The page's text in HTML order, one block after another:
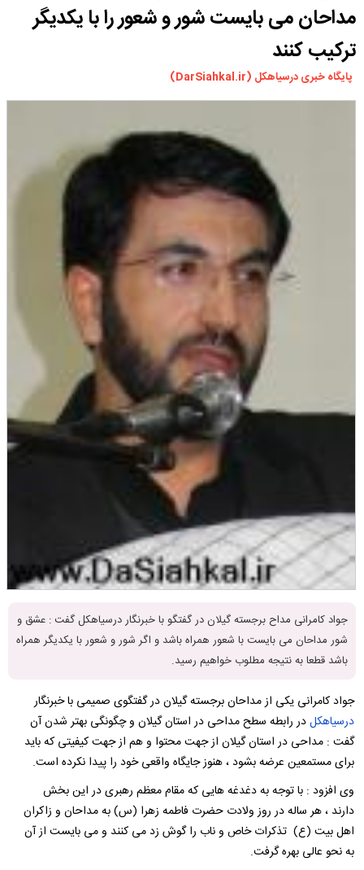
ورزشی
مداحان می بایست شور و شعور را با یکدیگر
ترکیب کنند
پایگاه خبری درسیاهکل (DarSiahkal.ir)
جواد کامرانی مداح برجسته گیلان در گفتگو با خبرنگار درسیاهکل گفت : عشق و
شور مداحان می بایست با شعور همراه باشد و اگر شور و شعور با یکدیگر همراه
باشد قطعا به نتیجه مطلوب خواهیم رسید.
جواد کامرانی یکی از مداحان برجسته گیلان در گفتگوی صمیمی با خبرنگار
درسیاهکلدر رابطه سطح مداحی در استان گیلان و چگونگی بهتر شدن آن
گفت : مداحی در استان گیلان از جهت محتوا و هم از جهت کیفیتی که باید
برای مستمعین عرضه بشود ، هنوز جایگاه واقعی خود را پیدا نکرده است.
وی افزود : با توجه به دغدغه هایی که مقام معظم رهبری در این بخش
دارند ، هر ساله در روز ولادت حضرت فاطمه زهرا (س) به مداحان و زاکران
اهل بیت (ع) تذکرات خاص و ناب را گوش زد می کنند و می بایست از آن
به نحو عالی بهره گرفت.